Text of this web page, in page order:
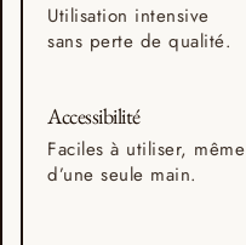
Utilisation intensive
sans perte de qualité.
Accessibilité
Faciles à utiliser, même
d’une seule main.